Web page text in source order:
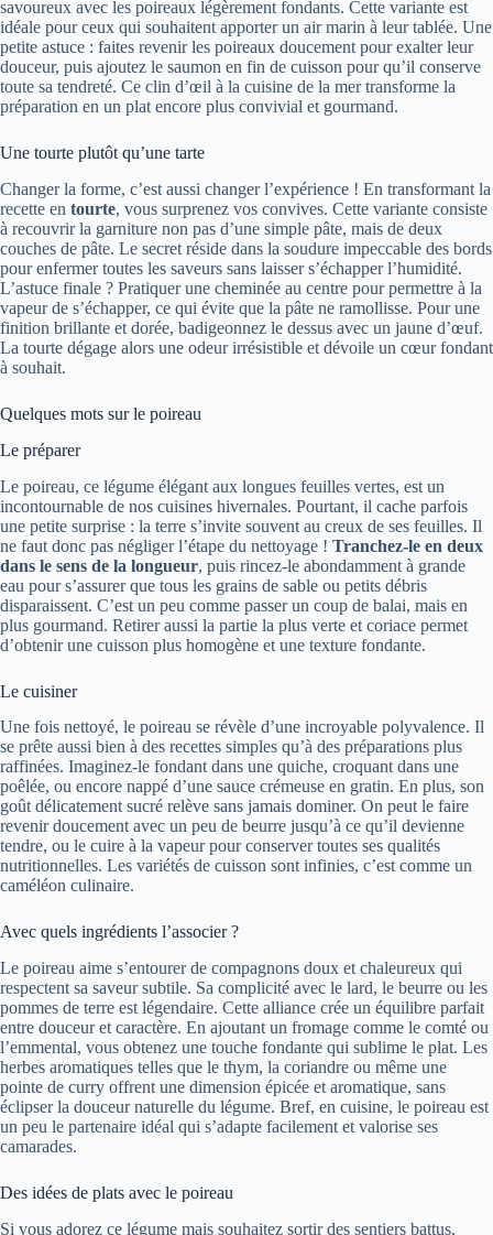
savoureux avec les poireaux légèrement fondants. Cette variante est
idéale pour ceux qui souhaitent apporter un air marin à leur tablée. Une
petite astuce : faites revenir les poireaux doucement pour exalter leur
douceur, puis ajoutez le saumon en fin de cuisson pour qu’il conserve
toute sa tendreté. Ce clin d’œil à la cuisine de la mer transforme la
préparation en un plat encore plus convivial et gourmand.
Une tourte plutôt qu’une tarte
Changer la forme, c’est aussi changer l’expérience ! En transformant la
recette en tourte, vous surprenez vos convives. Cette variante consiste
à recouvrir la garniture non pas d’une simple pâte, mais de deux
couches de pâte. Le secret réside dans la soudure impeccable des bords
pour enfermer toutes les saveurs sans laisser s’échapper l’humidité.
L’astuce finale ? Pratiquer une cheminée au centre pour permettre à la
vapeur de s’échapper, ce qui évite que la pâte ne ramollisse. Pour une
finition brillante et dorée, badigeonnez le dessus avec un jaune d’œuf.
La tourte dégage alors une odeur irrésistible et dévoile un cœur fondant
à souhait.
Quelques mots sur le poireau
Le préparer
Le poireau, ce légume élégant aux longues feuilles vertes, est un
incontournable de nos cuisines hivernales. Pourtant, il cache parfois
une petite surprise : la terre s’invite souvent au creux de ses feuilles. Il
ne faut donc pas négliger l’étape du nettoyage ! Tranchez-le en deux
dans le sens de la longueur, puis rincez-le abondamment à grande
eau pour s’assurer que tous les grains de sable ou petits débris
disparaissent. C’est un peu comme passer un coup de balai, mais en
plus gourmand. Retirer aussi la partie la plus verte et coriace permet
d’obtenir une cuisson plus homogène et une texture fondante.
Le cuisiner
Une fois nettoyé, le poireau se révèle d’une incroyable polyvalence. Il
se prête aussi bien à des recettes simples qu’à des préparations plus
raffinées. Imaginez-le fondant dans une quiche, croquant dans une
poêlée, ou encore nappé d’une sauce crémeuse en gratin. En plus, son
goût délicatement sucré relève sans jamais dominer. On peut le faire
revenir doucement avec un peu de beurre jusqu’à ce qu’il devienne
tendre, ou le cuire à la vapeur pour conserver toutes ses qualités
nutritionnelles. Les variétés de cuisson sont infinies, c’est comme un
caméléon culinaire.
Avec quels ingrédients l’associer ?
Le poireau aime s’entourer de compagnons doux et chaleureux qui
respectent sa saveur subtile. Sa complicité avec le lard, le beurre ou les
pommes de terre est légendaire. Cette alliance crée un équilibre parfait
entre douceur et caractère. En ajoutant un fromage comme le comté ou
l’emmental, vous obtenez une touche fondante qui sublime le plat. Les
herbes aromatiques telles que le thym, la coriandre ou même une
pointe de curry offrent une dimension épicée et aromatique, sans
éclipser la douceur naturelle du légume. Bref, en cuisine, le poireau est
un peu le partenaire idéal qui s’adapte facilement et valorise ses
camarades.
Des idées de plats avec le poireau
Si vous adorez ce légume mais souhaitez sortir des sentiers battus,